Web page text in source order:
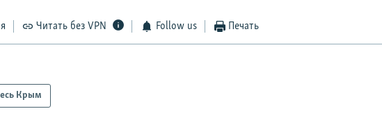
Читать без VPN Follow us Печать
Крым